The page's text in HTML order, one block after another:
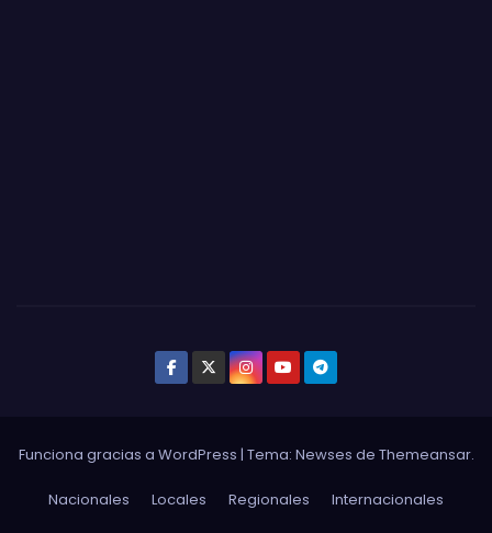
Funciona gracias a WordPress | Tema: Newses de Themeansar.
Nacionales Locales Regionales Internacionales